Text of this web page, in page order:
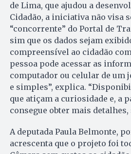
de Lima, que ajudou a
Cidadão, a iniciativa não visa
“concorrente” do Portal de
sim que os dados sejam
compreensível ao cidadão
pessoa pode acessar as
computador ou celular de
e simples”, explica.
que atiçam a curiosidade e, a
consegue obter mais detalhes,
A deputada Paula Belmonte,
acrescenta que o projeto foi